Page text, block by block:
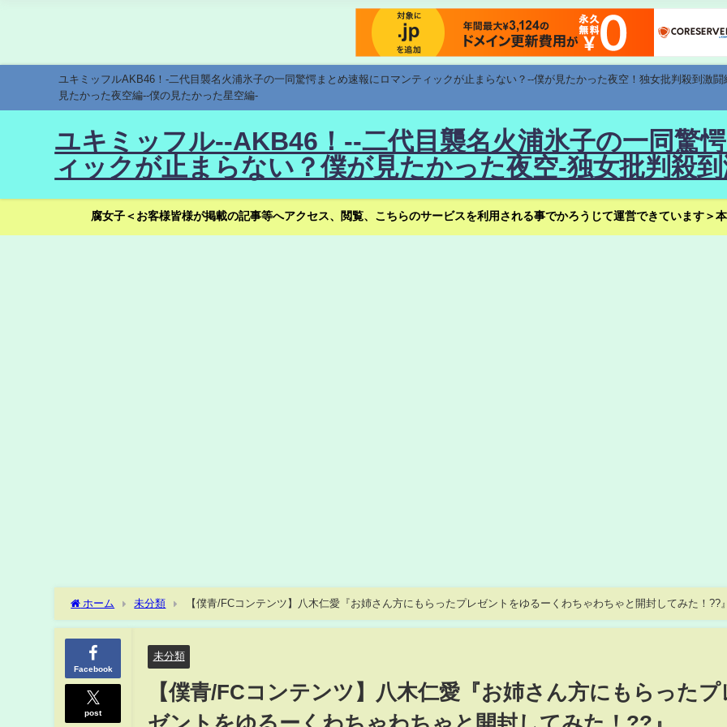
ユキミッフルAKB46！-二代目襲名火浦氷子の一同驚愕まとめ速報にロマンティックが止まらない？--僕が見たかった夜空！独女批判殺到激
見たかった夜空編--僕の見たかった星空編-
ユキミッフル--AKB46！--二代目襲名火浦氷子の一同驚
ィックが止まらない？僕が見たかった夜空-独女批判殺
腐女子＜お客様皆様が掲載の記事等へアクセス、閲覧、こちらのサービスを利用される事でかろうじて運営できています＞
ホーム 未分類 【僕青/FCコンテンツ】八木仁愛『お姉さん方にもらったプレゼントをゆるーくわちゃわちゃと開封してみた！??』
Facebook
post
未分類
【僕青/FCコンテンツ】八木仁愛『お姉さん方にもらったプ